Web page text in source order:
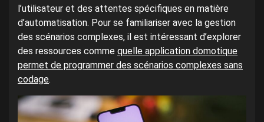
l’utilisateur et des attentes spécifiques en matière
d’automatisation. Pour se familiariser avec la gestion
des scénarios complexes, il est intéressant d’explorer
des ressources comme quelle application domotique
permet de programmer des scénarios complexes sans
codage.